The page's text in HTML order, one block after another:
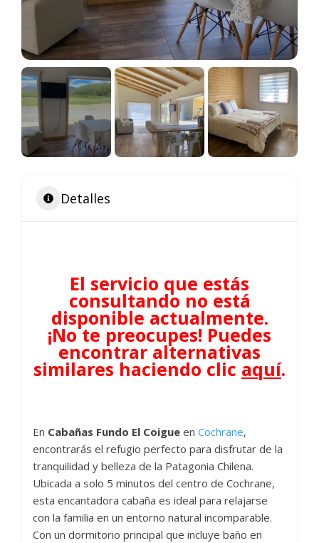
Detalles
El servicio que estás
consultando no está
disponible actualmente.
¡No te preocupes! Puedes
encontrar alternativas
similares haciendo clic aquí.
En Cabañas Fundo El Coigue en Cochrane,
encontrarás el refugio perfecto para disfrutar de la
tranquilidad y belleza de la Patagonia Chilena.
Ubicada a solo 5 minutos del centro de Cochrane,
esta encantadora cabaña es ideal para relajarse
con la familia en un entorno natural incomparable.
Con un dormitorio principal que incluye baño en